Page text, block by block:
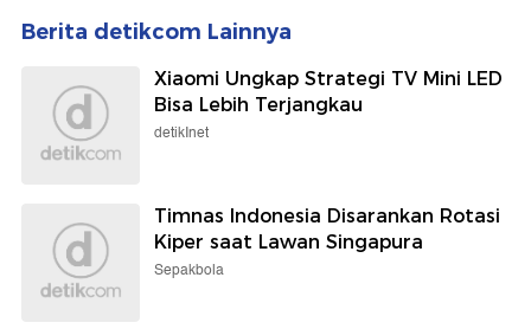
Berita detikcom Lainnya
Xiaomi Ungkap Strategi TV Mini LED
Bisa Lebih Terjangkau
detikInet
Timnas Indonesia Disarankan Rotasi
Kiper saat Lawan Singapura
Sepakbola